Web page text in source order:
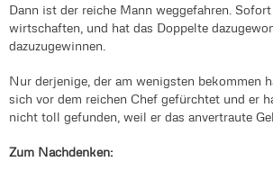
Dann ist der reiche Mann weggefahren.
wirtschaften, und hat das Doppelte
dazuzugewinnen.
Nur derjenige, der am wenigsten bekommen
sich vor dem reichen Chef gefürchtet und er
nicht toll gefunden, weil er das anvertraute
Zum Nachdenken: